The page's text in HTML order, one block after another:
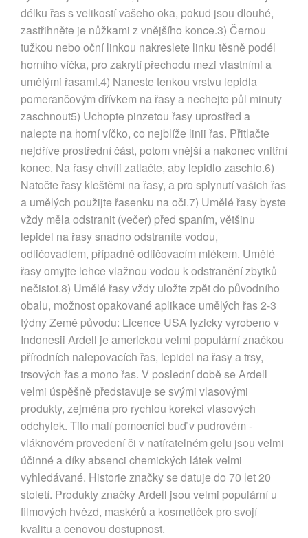
délku řas s velikostí vašeho oka, pokud jsou dlouhé,
zastřihněte je nůžkami z vnějšího konce.3) Černou
tužkou nebo oční linkou nakreslete linku těsně podél
horního víčka, pro zakrytí přechodu mezi vlastními a
umělými řasami.4) Naneste tenkou vrstvu lepidla
pomerančovým dřívkem na řasy a nechejte půl minuty
zaschnout5) Uchopte pinzetou řasy uprostřed a
nalepte na horní víčko, co nejblíže linii řas. Přitlačte
nejdříve prostřední část, potom vnější a nakonec vnitřní
konec. Na řasy chvíli zatlačte, aby lepidlo zaschlo.6)
Natočte řasy kleštěmi na řasy, a pro splynutí vašich řas
a umělých použijte řasenku na oči.7) Umělé řasy byste
vždy měla odstranit (večer) před spaním, většinu
lepidel na řasy snadno odstraníte vodou,
odličovadlem, případně odličovacím mlékem. Umělé
řasy omyjte lehce vlažnou vodou k odstranění zbytků
nečistot.8) Umělé řasy vždy uložte zpět do původního
obalu, možnost opakované aplikace umělých řas 2-3
týdny Země původu: Licence USA fyzicky vyrobeno v
Indonesii Ardell je americkou velmi populární značkou
přírodních nalepovacích řas, lepidel na řasy a trsy,
trsových řas a mono řas. V poslední době se Ardell
velmi úspěšně představuje se svými vlasovými
produkty, zejména pro rychlou korekci vlasových
odchylek. Tito malí pomocníci buď v pudrovém -
vláknovém provedení či v natíratelném gelu jsou velmi
účinné a díky absenci chemických látek velmi
vyhledávané. Historie značky se datuje do 70 let 20
století. Produkty značky Ardell jsou velmi populární u
filmových hvězd, maskérů a kosmetiček pro svojí
kvalitu a cenovou dostupnost.